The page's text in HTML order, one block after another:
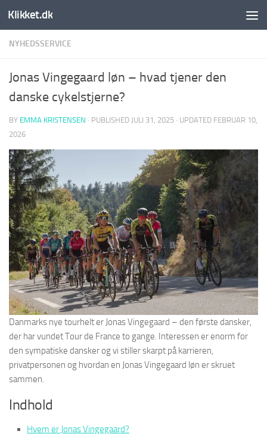
Skip to content
Klikket.dk
NYHEDSSERVICE
Jonas Vingegaard løn – hvad tjener den
danske cykelstjerne?
BY EMMA KRISTENSEN · PUBLISHED JULI 31, 2025 · UPDATED FEBRUAR 10,
2026
Danmarks nye tourhelt er Jonas Vingegaard – den første dansker,
der har vundet Tour de France to gange. Interessen er enorm for
den sympatiske dansker og vi stiller skarpt på karrieren,
privatpersonen og hvordan en Jonas Vingegaard løn er skruet
sammen.
Indhold
Hvem er Jonas Vingegaard?